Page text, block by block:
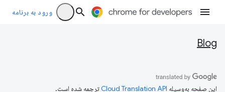
ورود به برنامه
Blog
این صفحه به‌وسیله ترجمه شده است.